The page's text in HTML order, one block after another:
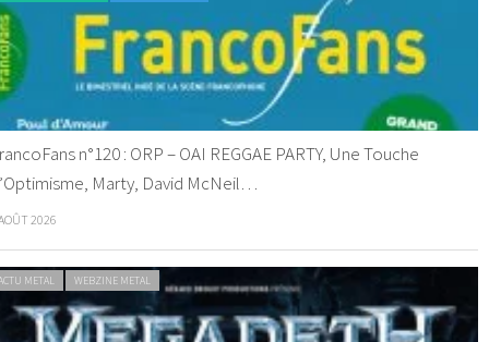
n°120 : ORP – OAI REGGAE PARTY, Une Touche
Marty, David McNeil…
2026
METAL WEBZINE METAL